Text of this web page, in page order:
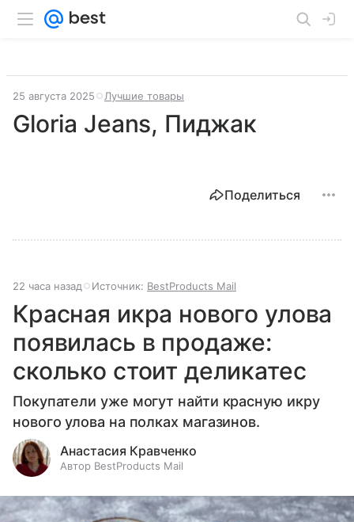
25 августа 2025 Лучшие товары
Gloria Jeans, Пиджак
Поделиться
22 часа назад Источник: BestProducts Mail
Красная икра нового улова
появилась в продаже:
сколько стоит деликатес
Покупатели уже могут найти красную икру
нового улова на полках магазинов.
Анастасия Кравченко
Автор BestProducts Mail